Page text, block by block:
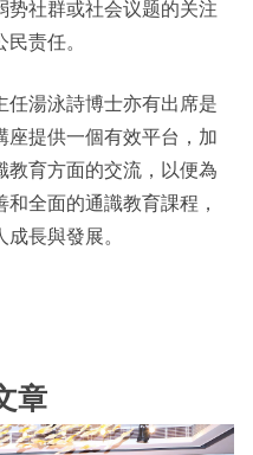
势社群或社会议题的关注
责任。
任湯泳詩博士亦有出席是
座提供一個有效平台，加
教育方面的交流，以便為
全面的通識教育課程，
長與發展。
章